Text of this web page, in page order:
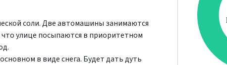
соли. Две автомашины занимаются
улице посыпаются в приоритетном
в виде снега. Будет дать дуть